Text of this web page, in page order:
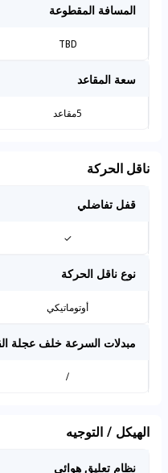
المسافة المقطوعة
TBD
سعة المقاعد
5مقاعد
ناقل الحركة
قفل تفاضلي
✓
نوع ناقل الحركة
أوتوماتيكي
مبدلات السرعة خلف عجلة
/
الهيكل / التوجيه
نظام تعليق هوائي